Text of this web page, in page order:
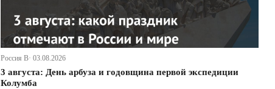
Россия В· 03.08.2026
3 августа: День арбуза и годовщина первой экспедиции
Колумба